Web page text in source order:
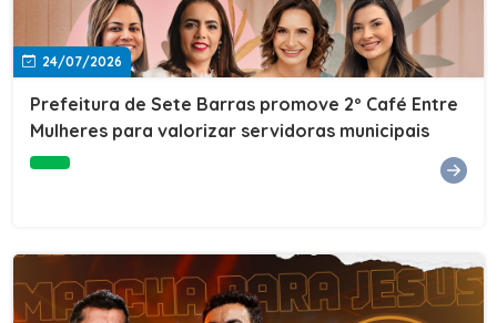
24/07/2026
Prefeitura de Sete Barras promove 2º Café Entre
Mulheres para valorizar servidoras municipais